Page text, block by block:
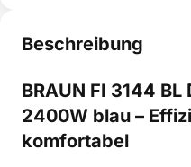
smart erklärt
Beschreibung
BRAUN FI 3144
2400W blau –
komfortabel